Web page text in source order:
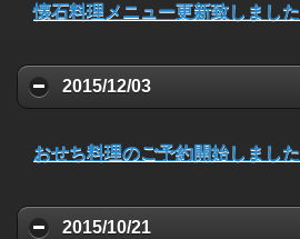
懐石料理メニュー更新致しました
2015/12/03
おせち料理のご予約開始しました
2015/10/21